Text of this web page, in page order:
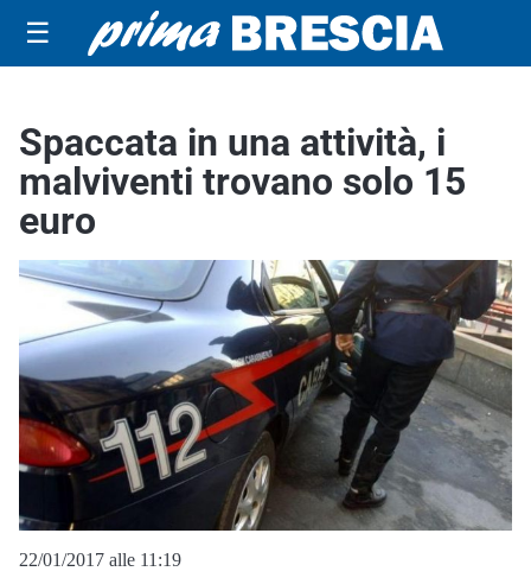
☰
Spaccata in una attività, i
malviventi trovano solo 15
euro
22/01/2017 alle 11:19